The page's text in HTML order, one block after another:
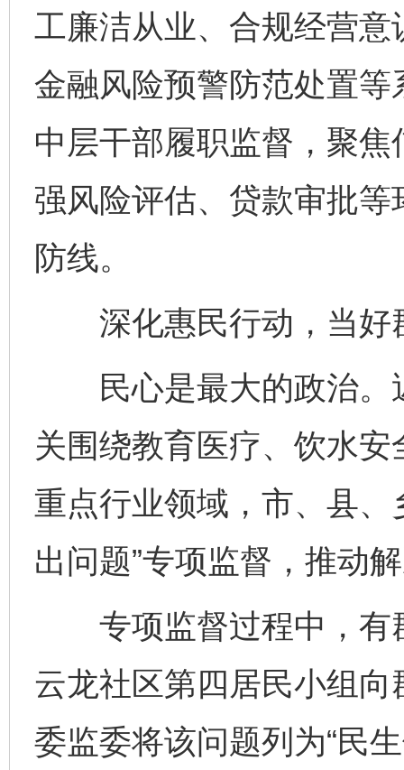
工廉洁从业、合规经营
金融风险预警防范处置
中层干部履职监督，聚
强风险评估、贷款审批
防线。
深化惠民行动，当好
民心是最大的政治。
关围绕教育医疗、饮水
重点行业领域，市、县、
出问题”专项监督，推动
专项监督过程中，有
云龙社区第四居民小组
委监委将该问题列为“民